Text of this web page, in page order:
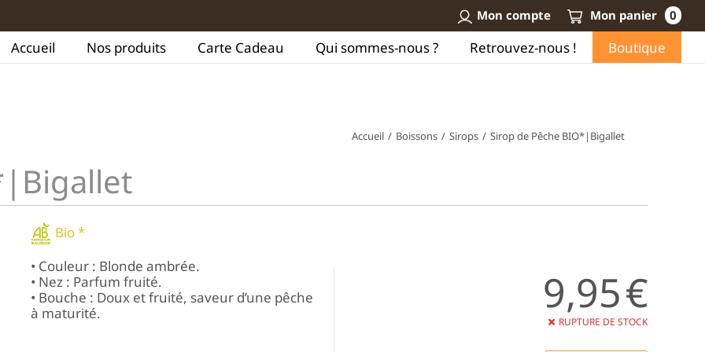
Mon compte Mon panier 0
Accueil Nos produits Carte Cadeau Qui sommes-nous ? Retrouvez-nous ! Boutique
Accueil / Boissons / Sirops / Sirop de Pêche BIO*|Bigallet
Bio *
• Couleur : Blonde ambrée.
• Nez : Parfum fruité.
• Bouche : Doux et fruité, saveur d’une pêche
à maturité.
9,95€
RUPTURE DE STOCK